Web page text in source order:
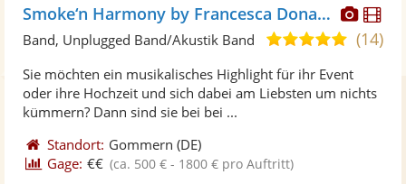
Smoke‘n Harmony by Francesca Donato
5,0
5
(14)
Band, Unplugged Band/Akustik Band
Sie möchten ein musikalisches Highlight für ihr Event
oder ihre Hochzeit und sich dabei am Liebsten um nichts
kümmern? Dann sind sie bei bei ...
Standort: Gommern (DE)
Gage: €€ (ca. 500 € - 1800 € pro Auftritt)